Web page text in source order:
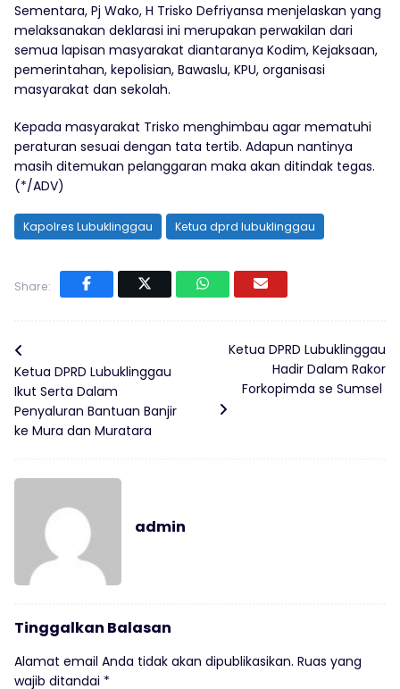
Sementara, Pj Wako, H Trisko Defriyansa menjelaskan yang
melaksanakan deklarasi ini merupakan perwakilan dari
semua lapisan masyarakat diantaranya Kodim, Kejaksaan,
pemerintahan, kepolisian, Bawaslu, KPU, organisasi
masyarakat dan sekolah.
Kepada masyarakat Trisko menghimbau agar mematuhi
peraturan sesuai dengan tata tertib. Adapun nantinya
masih ditemukan pelanggaran maka akan ditindak tegas.
(*/ADV)
Kapolres Lubuklinggau Ketua dprd lubuklinggau
Share:
Ketua DPRD Lubuklinggau
Ikut Serta Dalam
Penyaluran Bantuan Banjir
ke Mura dan Muratara
Ketua DPRD Lubuklinggau
Hadir Dalam Rakor
Forkopimda se Sumsel
admin
Tinggalkan Balasan
Alamat email Anda tidak akan dipublikasikan. Ruas yang
wajib ditandai *